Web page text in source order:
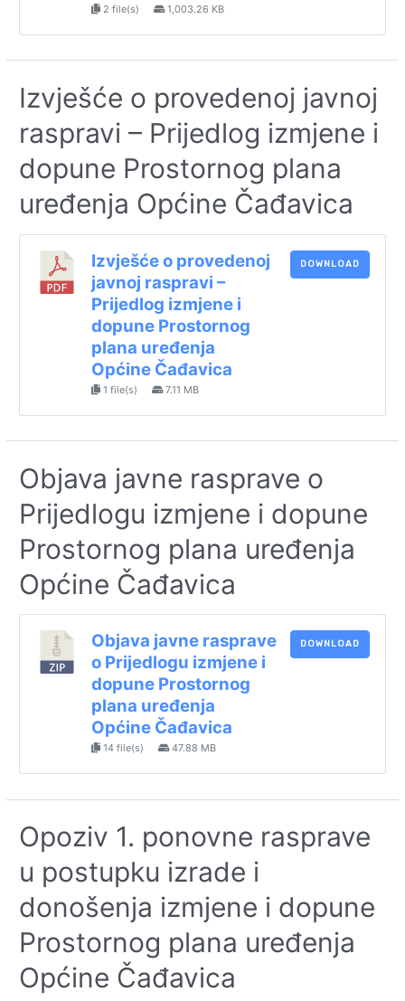
2 file(s) 1,003.26 KB
Izvješće o provedenoj javnoj
raspravi – Prijedlog izmjene i
dopune Prostornog plana
uređenja Općine Čađavica
Izvješće o provedenoj
javnoj raspravi –
Prijedlog izmjene i
dopune Prostornog
plana uređenja
Općine Čađavica
1 file(s) 7.11 MB
DOWNLOAD
Objava javne rasprave o
Prijedlogu izmjene i dopune
Prostornog plana uređenja
Općine Čađavica
Objava javne rasprave
o Prijedlogu izmjene i
dopune Prostornog
plana uređenja
Općine Čađavica
14 file(s) 47.88 MB
DOWNLOAD
Opoziv 1. ponovne rasprave
u postupku izrade i
donošenja izmjene i dopune
Prostornog plana uređenja
Općine Čađavica